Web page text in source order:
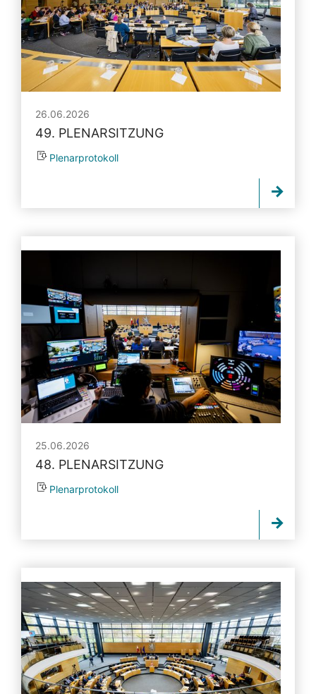
26.06.2026
49. PLENARSITZUNG
Plenarprotokoll
25.06.2026
48. PLENARSITZUNG
Plenarprotokoll